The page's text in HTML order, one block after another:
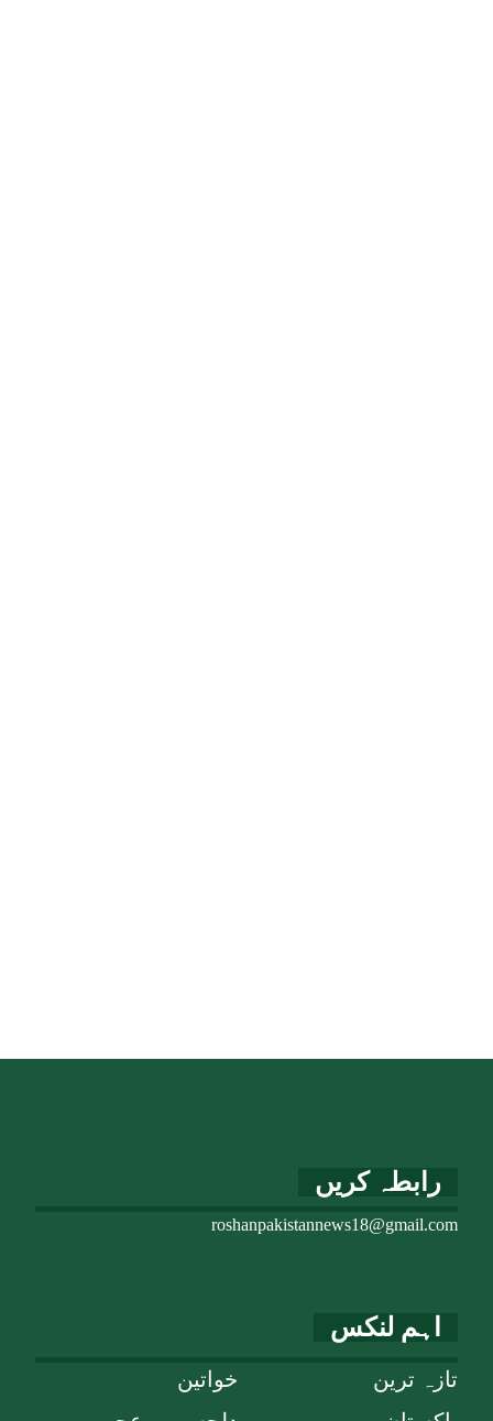
اہم لنکس
خواتین
تازہ ترین
رابطہ کریں
roshanpakistannews18@gmail.com